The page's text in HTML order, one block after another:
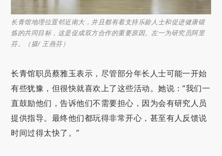
长青馆地理位置邻近南大，并且都有着支持乐龄人士和促进健康锻
炼的共同目标，这是促成双方合作的重要原因。左一为研究员阿里
芬。（摄/ 王燕芬）
长青馆职员蔡雅玉表示，尽管部分年长人士可能一开始
有些犹豫，但很快就喜欢上了这些活动。她说：“我们一
直鼓励他们，告诉他们不需要担心，因为会有研究人员
提供指导。最终他们都玩得非常开心，甚至有人反馈说
时间过得太快了。”